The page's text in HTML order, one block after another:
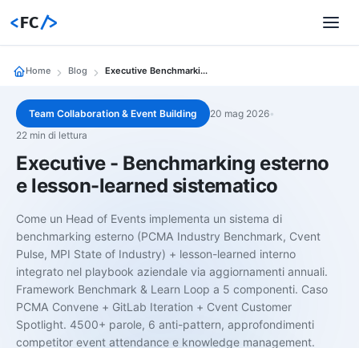
<FC/>
Home Blog Executive Benchmarking Lesson Learned
Team Collaboration & Event Building 20 mag 2026•
22 min di lettura
Executive - Benchmarking esterno
e lesson-learned sistematico
Come un Head of Events implementa un sistema di
benchmarking esterno (PCMA Industry Benchmark, Cvent
Pulse, MPI State of Industry) + lesson-learned interno
integrato nel playbook aziendale via aggiornamenti annuali.
Framework Benchmark & Learn Loop a 5 componenti. Caso
PCMA Convene + GitLab Iteration + Cvent Customer
Spotlight. 4500+ parole, 6 anti-pattern, approfondimenti
competitor event attendance e knowledge management.